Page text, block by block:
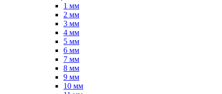
1 мм
2 мм
3 мм
4 мм
5 мм
6 мм
7 мм
8 мм
9 мм
10 мм